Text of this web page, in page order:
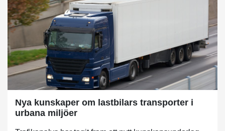
Nya kunskaper om lastbilars transporter i
urbana miljöer